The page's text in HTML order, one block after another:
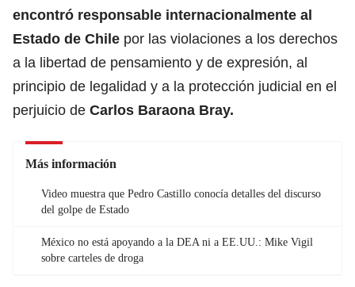
encontró responsable internacionalmente al
Estado de Chile por las violaciones a los derechos
a la libertad de pensamiento y de expresión, al
principio de legalidad y a la protección judicial en el
perjuicio de Carlos Baraona Bray.
Más información
Video muestra que Pedro Castillo conocía detalles del discurso
del golpe de Estado
México no está apoyando a la DEA ni a EE.UU.: Mike Vigil
sobre carteles de droga